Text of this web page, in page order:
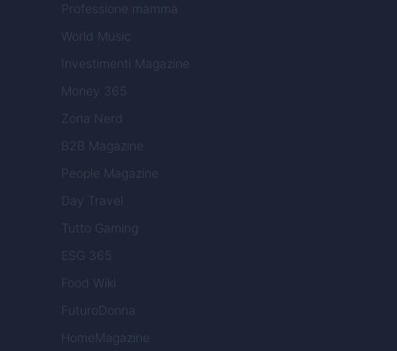
Professione mamma
World Music
Investimenti Magazine
Money 365
Zona Nerd
B2B Magazine
People Magazine
Day Travel
Tutto Gaming
ESG 365
Food Wiki
FuturoDonna
HomeMagazine